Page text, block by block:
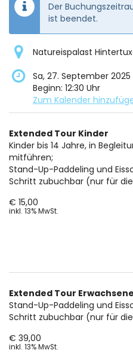
Der
ist beendet.
Natureispalast
Sa, 27. September 2025
Beginn: 12:30 Uhr
Zum Kalender
Produkte
Unkategorisierte
Produkte
Extended Tour Kinder
Kinder bis 14 Jahre, in
mitführen;
Stand-Up-Paddeling und
Schritt zubuchbar (nur für die
€ 15,00
inkl. 13% MwSt.
Extended Tour Erwachsene
Stand-Up-Paddeling und
Schritt zubuchbar (nur für die
€ 39,00
inkl. 13% MwSt.